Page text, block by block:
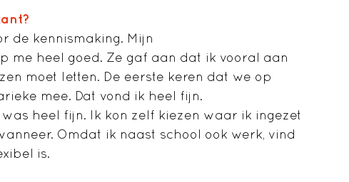
de kennismaking. Mijn
me heel goed. Ze gaf aan dat ik vooral aan
moet letten. De eerste keren dat we op
mee. Dat vond ik heel fijn.
heel fijn. Ik kon zelf kiezen waar ik ingezet
Omdat ik naast school ook werk, vind
is.